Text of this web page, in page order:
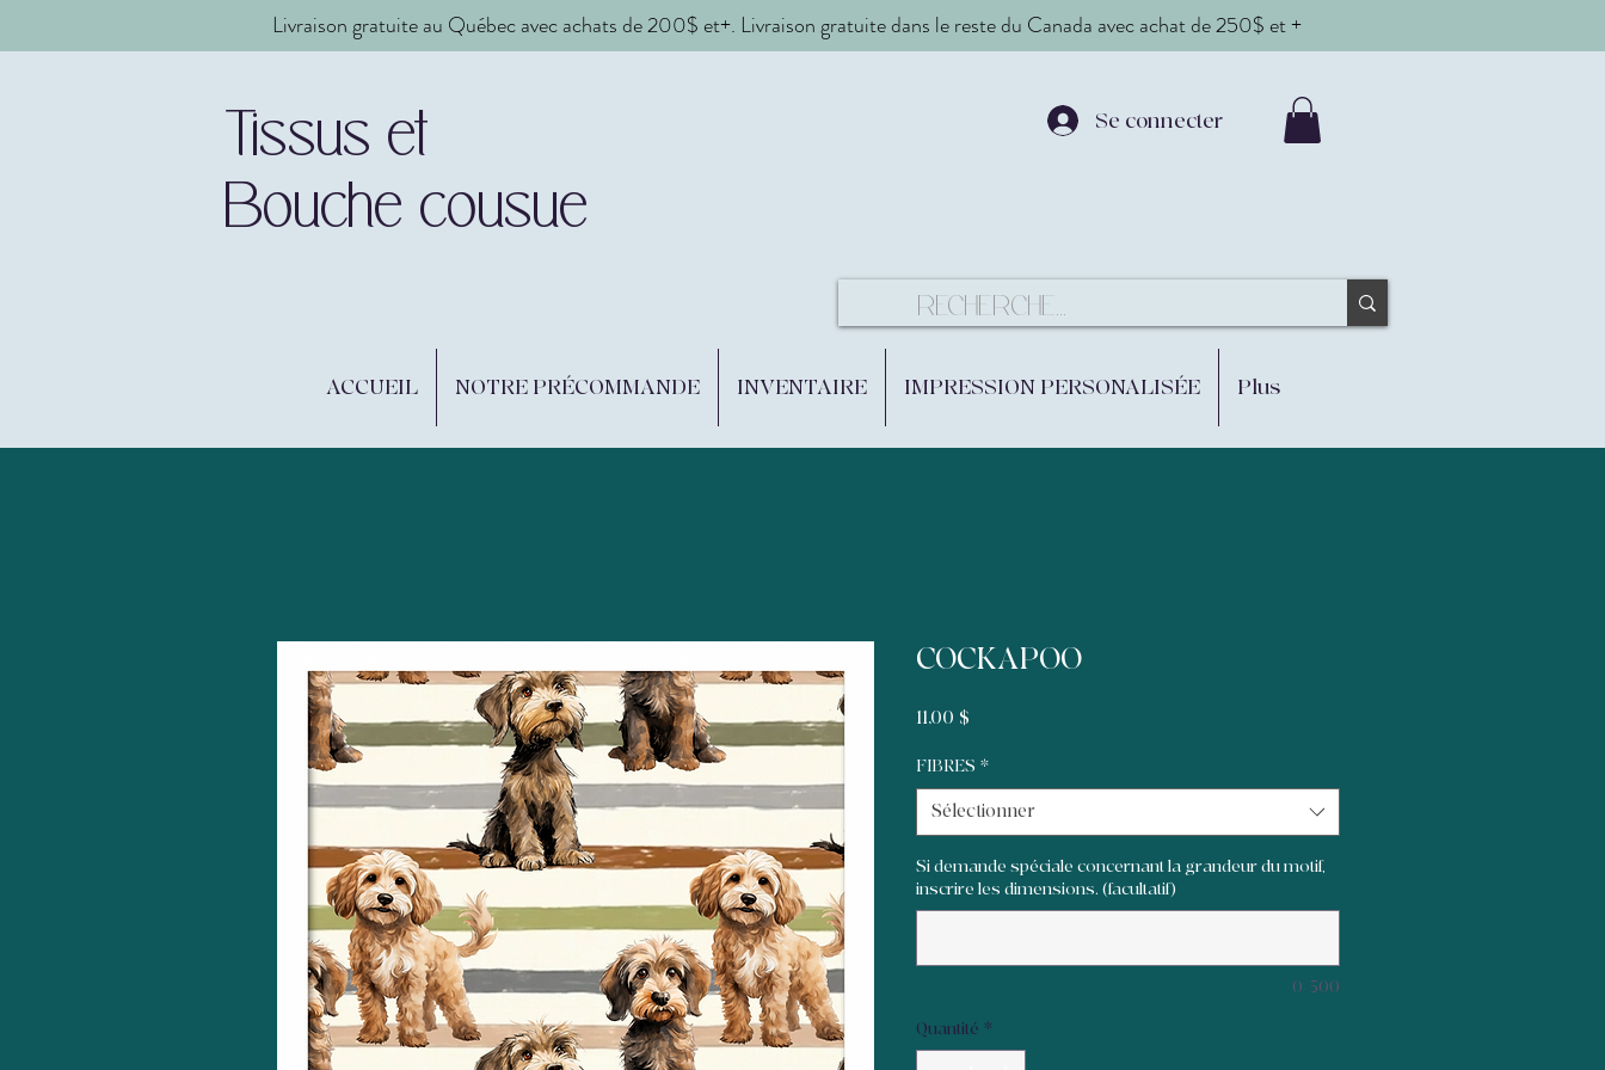
Livraison gratuite au Québec avec achats de 200$ et+. Livraison gratuite dans le reste du Canada avec achat de 250$ et +
Tissus et
Bouche cousue
Se connecter
ACCUEIL NOTRE PRÉCOMMANDE INVENTAIRE IMPRESSION PERSONALISÉE Plus
COCKAPOO
11,00 $
FIBRES *
Sélectionner
Si demande spéciale concernant la grandeur du motif,
inscrire les dimensions. (facultatif)
0/500
Quantité *